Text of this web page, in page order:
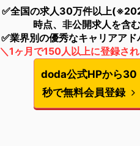
✅全国の求人30万件以上
時点、非公開求人を含
✅業界別の優秀なキャリアア
＼1ヶ月で150人以上に登録さ
doda公式HPから30
秒で無料会員登録